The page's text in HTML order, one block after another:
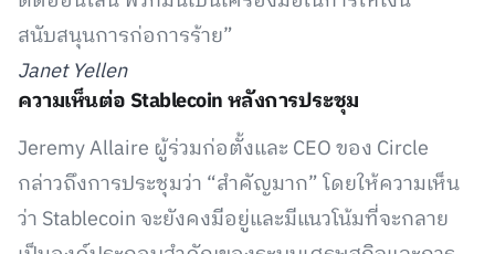
สนับสนุนการก่อการร้าย”
Janet Yellen
ความเห็นต่อ Stablecoin หลังการประชุม
Jeremy Allaire ผู้ร่วมก่อตั้งและ CEO ของ Circle
กล่าวถึงการประชุมว่า “สำคัญมาก” โดยให้ความเห็น
ว่า Stablecoin จะยังคงมีอยู่และมีแนวโน้มที่จะกลาย